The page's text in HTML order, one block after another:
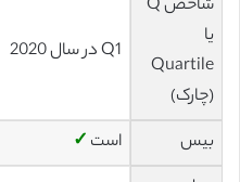
شاخص Q
یا
Quartile
(چارک)
Q1 در سال 2020
بیس است ✓